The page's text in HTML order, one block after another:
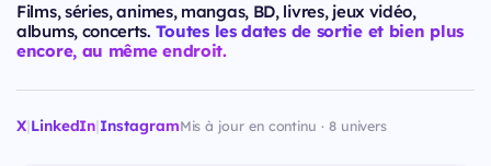
Films, séries, animes, mangas, BD, livres, jeux vidéo,
albums, concerts. Toutes les dates de sortie et bien plus
encore, au même endroit.
X|LinkedIn|InstagramMis à jour en continu · 8 univers